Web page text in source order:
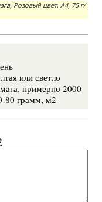
Розовый цвет, A4, 75 г/
или светло
примерно 2000
80 грамм, м2